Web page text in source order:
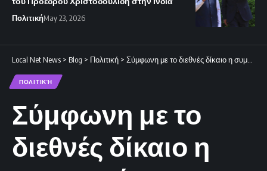
ΠολιτικήMay 23, 2026
Local Net News > Blog > Πολιτική > Σύμφωνη με το διεθνές δίκαιο η συμφωνία για το φυσικό αέριο.
ΠΟΛΙΤΙΚΉ
Σύμφωνη με το
διεθνές δίκαιο η